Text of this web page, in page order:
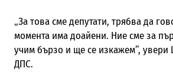
„За това сме депутати, трябва да
момента има доайени. Ние сме за
учим бързо и ще се изкажем”,
ДПС.